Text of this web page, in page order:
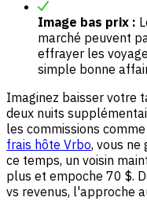
Image bas prix :
marché peuvent
effrayer les
simple bonne
Imaginez baisser votre
deux nuits
les commissions
frais hôte Vrbo, vous ne
ce temps, un voisin
plus et empoche 70 $.
vs revenus, l'approche